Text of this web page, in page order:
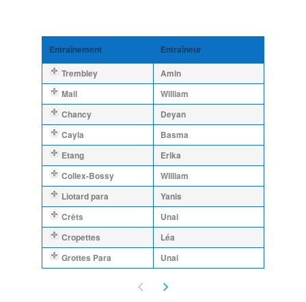
Entraînement
Entraîneur
Trembley
Amin
Mail
William
Chancy
Deyan
Cayla
Basma
Etang
Erika
Collex-Bossy
William
Liotard para
Yanis
Crêts
Unai
Cropettes
Léa
Grottes Para
Unai